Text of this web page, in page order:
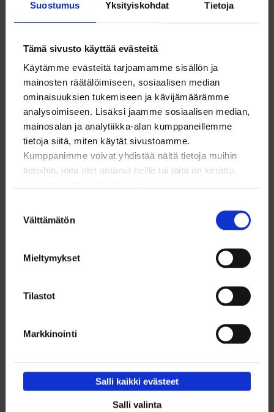
Suostumus Yksityiskohdat Tietoja
Tämä sivusto käyttää evästeitä
Käytämme evästeitä tarjoamamme sisällön ja
mainosten räätälöimiseen, sosiaalisen median
ominaisuuksien tukemiseen ja kävijämäärämme
analysoimiseen. Lisäksi jaamme sosiaalisen median,
mainosalan ja analytiikka-alan kumppaneillemme
tietoja siitä, miten käytät sivustoamme.
Kumppanimme voivat yhdistää näitä tietoja muihin
tietoihin, joita olet antanut heille tai joita on kerätty,
valinta
Välttämätön
Mieltymykset
Tilastot
Markkinointi
Salli kaikki evästeet
Salli valinta
Edunvalvontapäällikkö
09 6226 8540
arja.varis@loimu.fi